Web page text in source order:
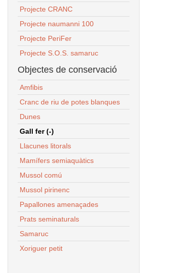
Projecte CRANC
Projecte naumanni 100
Projecte PeriFer
Projecte S.O.S. samaruc
Objectes de conservació
Amfibis
Cranc de riu de potes blanques
Dunes
Gall fer (-)
Llacunes litorals
Mamífers semiaquàtics
Mussol comú
Mussol pirinenc
Papallones amenaçades
Prats seminaturals
Samaruc
Xoriguer petit